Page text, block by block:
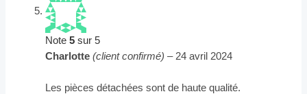
Note5 sur 5
Charlotte(client confirmé) – 24 avril 2024
Les pièces détachées sont de haute qualité.